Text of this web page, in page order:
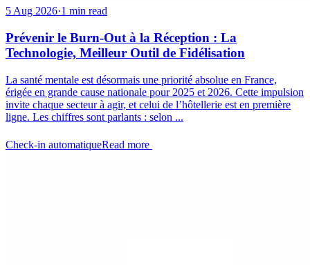
5 Aug 2026·1 min read
Prévenir le Burn-Out à la Réception : La
Technologie, Meilleur Outil de Fidélisation
La santé mentale est désormais une priorité absolue en France,
érigée en grande cause nationale pour 2025 et 2026. Cette impulsion
invite chaque secteur à agir, et celui de l’hôtellerie est en première
ligne. Les chiffres sont parlants : selon ...
Check-in automatiqueRead more